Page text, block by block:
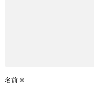
名前 ※